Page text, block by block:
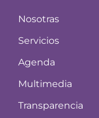
Nosotras
Servicios
Agenda
Multimedia
Transparencia